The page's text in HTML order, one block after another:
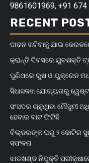
9861601969, +91
RECENT
ଦାଦନ ଖଟିବାକୁ ଯାଇ
କ୍ରାନ୍ତି ଦିବସରେ ଯୁବଶକ୍ତି
ପୁଣିଥରେ ରୁଷ ଓ ୟୁକ୍ରେନ
ସିଧାସଳଖ ଯୋଗ୍ୟତାରୁ
ସଂସଦର ଚାଲୁଥିବା ମୌସୁମୀ
ହେବାର ବାଟ ଫିଟିଛି
ବିଲ୍‌ଡରଙ୍କ ଘରୁ ୨ କୋଟିର
ସଫଳତା
ଝାଡଖଣ୍ଡ ନିଯୁକ୍ତି